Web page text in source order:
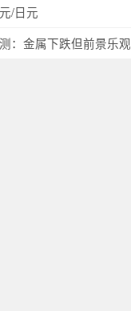
/日元
：金属下跌但前景乐观